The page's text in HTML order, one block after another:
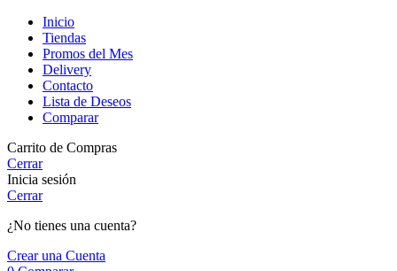
Inicio
Tiendas
Promos del Mes
Delivery
Contacto
Lista de Deseos
Comparar
Carrito de Compras
Cerrar
Inicia sesión
Cerrar
¿No tienes una cuenta?
Crear una Cuenta